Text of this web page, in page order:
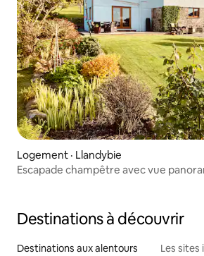
Logement · Llandybie
Escapade champêtre avec vue
Destinations à découvrir
Destinations aux alentours Les sites